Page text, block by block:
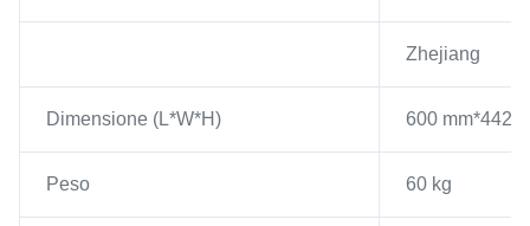
Zhejiang
Dimensione (L*W*H) 600 mm*442
Peso 60 kg